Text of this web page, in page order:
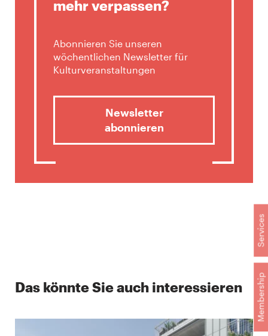
Membership
Services
mehr verpassen?
Abonnieren Sie unseren
wöchentlichen Newsletter für
Kulturveranstaltungen
Newsletter
abonnieren
Das könnte Sie auch interessieren